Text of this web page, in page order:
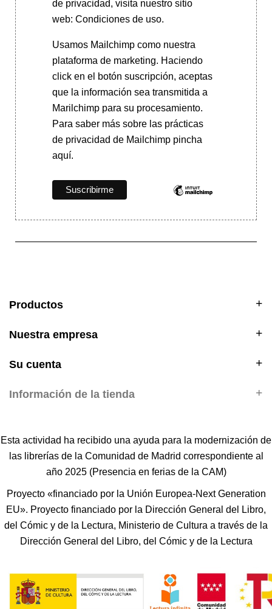
de privacidad, visita nuestro sitio
web: Condiciones de uso.
Usamos Mailchimp como nuestra
plataforma de marketing. Haciendo
click en el botón suscripción, aceptas
que la información sea transmitida a
Marilchimp para su procesamiento.
Para saber mássobre las prácticas
de privacidad de Mailchimp pincha
aquí.
Productos
Nuestra empresa
Su cuenta
Información de la tienda
Esta actividad ha recibido una ayuda para la modernización de
las librerías de la Comunidad de Madrid correspondiente al
año 2025 (Presencia en ferias de la CAM)
Proyecto «financiado por la Unión Europea-Next Generation
EU». Proyecto financiado por la Dirección General del Libro,
del Cómic y de la Lectura, Ministerio de Cultura a través de la
Dirección General del Libro, del Cómic y de la Lectura